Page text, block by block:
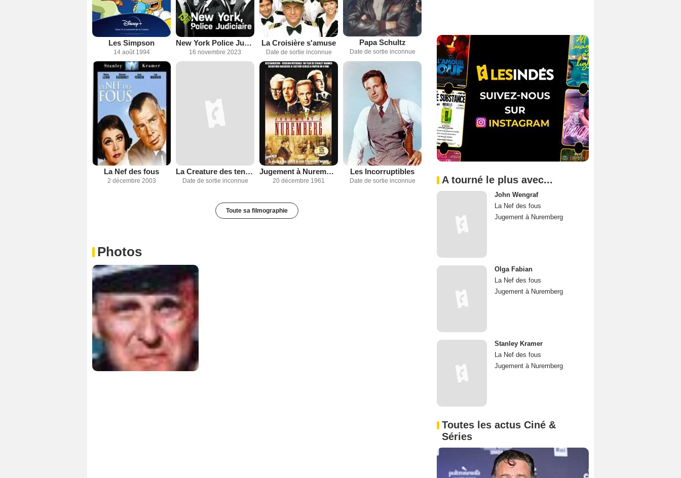
Les Simpson
14 août 1994
New York Police Judiciaire
16 novembre 2023
La Croisière s'amuse
Date de sortie inconnue
Papa Schultz
Date de sortie inconnue
La Nef des fous
2 décembre 2003
La Creature des tenebres
Date de sortie inconnue
Jugement à Nuremberg
20 décembre 1961
Les Incorruptibles
Date de sortie inconnue
Toute sa filmographie
Photos
A tourné le plus avec...
John Wengraf
La Nef des fous
Jugement à Nuremberg
Olga Fabian
La Nef des fous
Jugement à Nuremberg
Stanley Kramer
La Nef des fous
Jugement à Nuremberg
Toutes les actus Ciné &
Séries